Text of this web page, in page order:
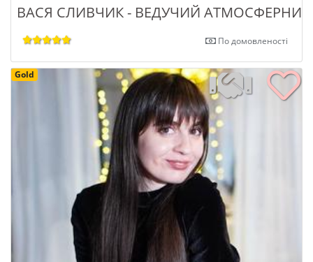
ВАСЯ СЛИВЧИК - ВЕДУЧИЙ
По домовленості
Gold